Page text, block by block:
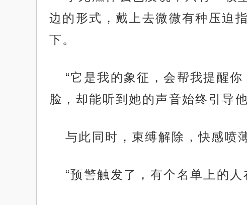
边的形式，戴上去微微有种压迫
下。
“它是我的象征，会帮我提醒
脸，却能听到她的声音始终引导他
与此同时，束缚解除，快感喷
“预警触发了，有个名单上的